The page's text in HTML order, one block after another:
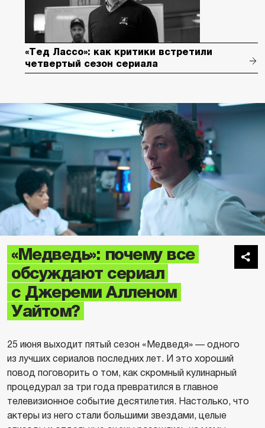
«Тед Лассо»: как критики встретили
четвертый сезон сериала
«Медведь»: почему все
обсуждают сериал
с Джереми Алленом
Уайтом?
25 июня выходит пятый сезон «Медведя» — одного
из лучших сериалов последних лет. И это хороший
повод поговорить о том, как скромный кулинарный
процедурал за три года превратился в главное
телевизионное событие десятилетия. Настолько, что
актеры из него стали большими звездами, целые